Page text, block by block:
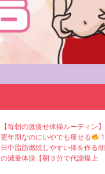
【毎朝の激痩せ体操ルーティン】
更年期なのにいやでも痩せる
1
日中脂肪燃焼しやすい体を作る朝
の減量体操【朝３分で代謝爆上